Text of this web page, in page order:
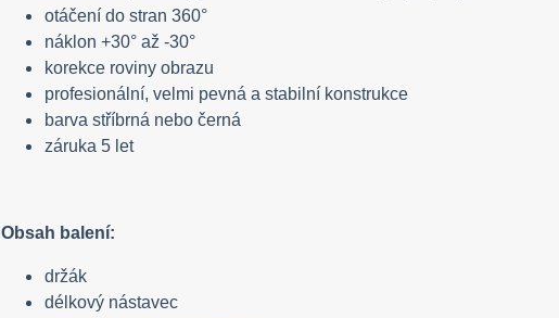
otáčení do stran 360°
náklon +30° až -30°
korekce roviny obrazu
profesionální, velmi pevná a stabilní konstrukce
barva stříbrná nebo černá
záruka 5 let
Obsah balení:
držák
délkový nástavec